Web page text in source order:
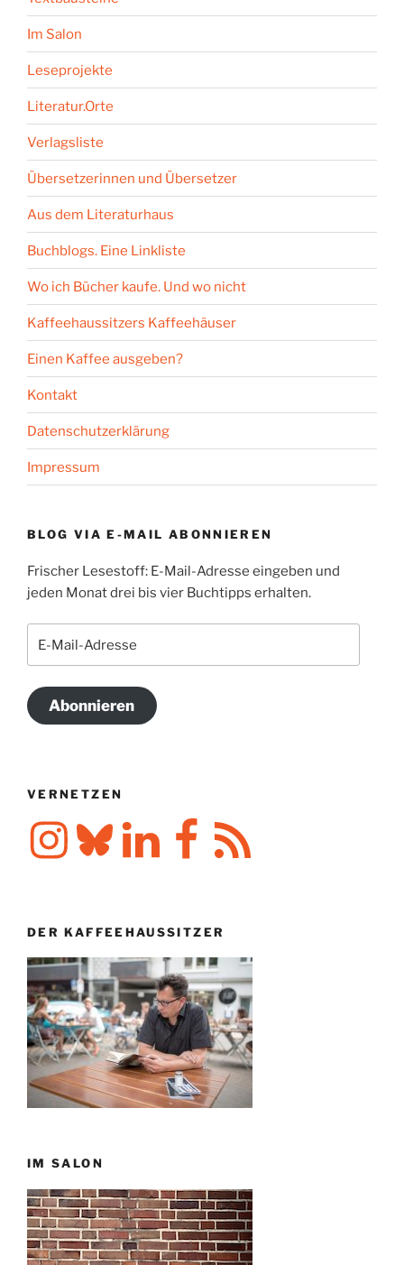
Im Salon
Leseprojekte
Literatur.Orte
Verlagsliste
Übersetzerinnen und Übersetzer
Aus dem Literaturhaus
Buchblogs. Eine Linkliste
Wo ich Bücher kaufe. Und wo nicht
Kaffeehaussitzers Kaffeehäuser
Einen Kaffee ausgeben?
Kontakt
Datenschutzerklärung
Impressum
BLOG VIA E-MAIL ABONNIEREN
Frischer Lesestoff: E-Mail-Adresse eingeben und
jeden Monat drei bis vier Buchtipps erhalten.
Mail-
Abonnieren
VERNETZEN
InstagramBlueskyLinkedIn FacebookRSS-
Feed
DER KAFFEEHAUSSITZER
IM SALON